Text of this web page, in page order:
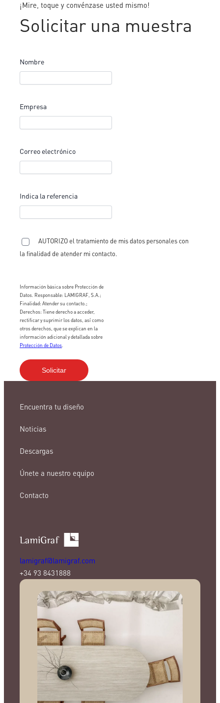
¡Mire, toque y convénzase usted mismo!
Solicitar una muestra
Nombre
Empresa
Correo electrónico
Indica la referencia
AUTORIZO el tratamiento de mis datos personales con
la finalidad de atender mi contacto.
Información básica sobre Protección de
Datos. Responsable: LAMIGRAF, S.A.;
Finalidad: Atender su contacto.;
Derechos: Tiene derecho a acceder,
rectificar y suprimir los datos, así como
otros derechos, que se explican en la
información adicional y detallada sobre
Protección de Datos
Encuentra tu diseño
Noticias
Descargas
Únete a nuestro equipo
Contacto
lamigraf@lamigraf.com
+34 93 8431888